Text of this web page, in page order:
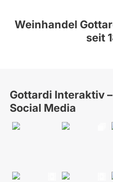
Weinhandel
seit
Gottardi Interaktiv
Social Media